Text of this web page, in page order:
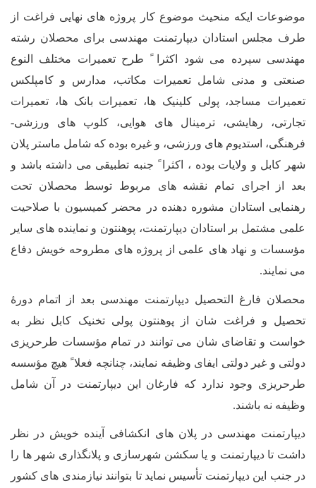
موضوعات ایکه منحیث موضوع کار پروژه های نهایی فراغت از
طرف مجلس استادان دیپارتمنت مهندسی برای محصلان رشته
مهندسی سپرده می شود اکثرا ً طرح تعمیرات مختلف النوع
صنعتی و مدنی شامل تعمیرات مکاتب، مدارس و کامپلکس
تعمیرات مساجد، پولی کلینیک ها، تعمیرات بانک ها، تعمیرات
تجارتی، رهایشی، ترمینال های هوایی، کلوپ های ورزشی-
فرهنگی، استدیوم های ورزشی، و غیره بوده که شامل ماستر پلان
شهر کابل و ولایات بوده ، اکثرا ً جنبه تطبیقی می داشته باشد و
بعد از اجرای تمام نقشه های مربوط توسط محصلان تحت
رهنمایی استادان مشوره دهنده در محضر کمیسیون با صلاحیت
علمی مشتمل بر استادان دیپارتمنت، پوهنتون و نماینده های سایر
مؤسسات و نهاد های علمی از پروژه های مطروحه خویش دفاع
می نمایند.
محصلان فارغ التحصیل دیپارتمنت مهندسی بعد از اتمام دورۀ
تحصیل و فراغت شان از پوهنتون پولی تخنیک کابل نظر به
خواست و تقاضای شان می توانند در تمام مؤسسات طرحریزی
دولتی و غیر دولتی ایفای وظیفه نمایند، چنانچه فعلا ً هیچ مؤسسه
طرحریزی وجود ندارد که فارغان این دیپارتمنت در آن شامل
وظیفه نه باشند.
دیپارتمنت مهندسی در پلان های انکشافی آینده خویش در نظر
داشت تا دیپارتمنت و یا سکشن شهرسازی و پلانگذاری شهر ها را
در جنب این دیپارتمنت تأسیس نماید تا بتوانند نیازمندی های کشور